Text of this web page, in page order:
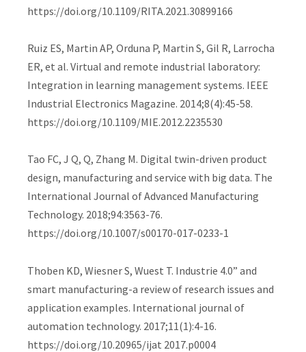
https://doi.org/10.1109/RITA.2021.30899166
Ruiz ES, Martin AP, Orduna P, Martin S, Gil R, Larrocha
ER, et al. Virtual and remote industrial laboratory:
Integration in learning management systems. IEEE
Industrial Electronics Magazine. 2014;8(4):45-58.
https://doi.org/10.1109/MIE.2012.2235530
Tao FC, J Q, Q, Zhang M. Digital twin-driven product
design, manufacturing and service with big data. The
International Journal of Advanced Manufacturing
Technology. 2018;94:3563-76.
https://doi.org/10.1007/s00170-017-0233-1
Thoben KD, Wiesner S, Wuest T. Industrie 4.0” and
smart manufacturing-a review of research issues and
application examples. International journal of
automation technology. 2017;11(1):4-16.
https://doi.org/10.20965/ijat 2017.p0004